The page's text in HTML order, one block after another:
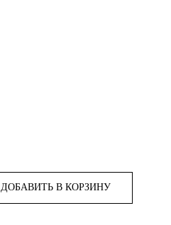
ДОБАВИТЬ В КОРЗИНУ